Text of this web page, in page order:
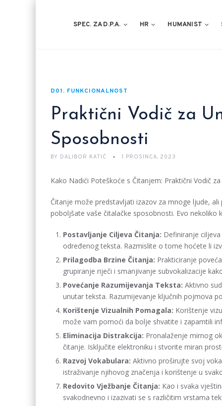
SPEC. ZA D.P.A. HR HUMANIST
D01. FUNKCIONALNOST
Praktični Vodič za
Sposobnosti
BY DALIBOR KATIĆ 1 PROSINCA, 2023
Kako Nadići Poteškoće s Čitanjem: Praktični Vodič
Čitanje može predstavljati izazov za mnoge ljude,
poboljšate vaše čitalačke sposobnosti. Evo
Postavljanje Ciljeva Čitanja: Definiranje
određenog teksta. Razmislite o tome hoćete li
Prilagodba Brzine Čitanja: Prakticiranje
grupiranje riječi i smanjivanje subvokalizacije
Povećanje Razumijevanja Teksta: Aktivno
unutar teksta. Razumijevanje ključnih pojmova
Korištenje Vizualnih Pomagala: Korištenje
može vam pomoći da bolje shvatite i zapamtili
Eliminacija Distrakcija: Pronalaženje mirnog
čitanje. Isključite elektroniku i stvorite miran
Razvoj Vokabulara: Aktivno proširujte svoj
istraživanje njihovog značenja i korištenje u
Redovito Vježbanje Čitanja: Kao i svaka
svakodnevno i izazivati se s različitim vrstama